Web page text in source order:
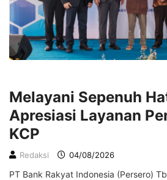
Melayani Sepenuh
Apresiasi Layanan
KCP
Redaksi 04/08/2026
PT Bank Rakyat Indonesia (Persero)